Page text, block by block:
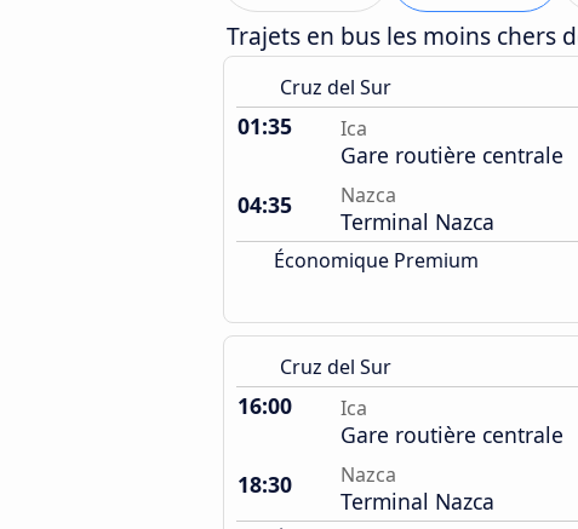
Trajets en bus les moins chers
Cruz del Sur
01:35 Ica
Gare routière centrale
04:35
Nazca
Terminal Nazca
Économique Premium
Cruz del Sur
16:00 Ica
Gare routière centrale
18:30
Nazca
Terminal Nazca